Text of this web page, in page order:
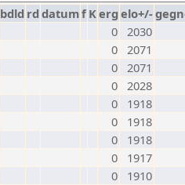
bdld rd datumf Kerg elo+/-
0 2030
0 2071
0 2071
0 2028
0
1918
0
1918
0
1918
0
1917
0
1910